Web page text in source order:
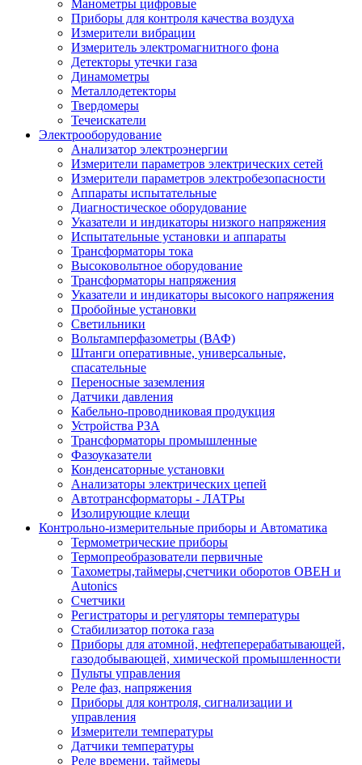
Манометры цифровые
Приборы для контроля качества воздуха
Измерители вибрации
Измеритель электромагнитного фона
Детекторы утечки газа
Динамометры
Металлодетекторы
Твердомеры
Течеискатели
Электрооборудование
Анализатор электроэнергии
Измерители параметров электрических сетей
Измерители параметров электробезопасности
Аппараты испытательные
Диагностическое оборудование
Указатели и индикаторы низкого напряжения
Испытательные установки и аппараты
Трансформаторы тока
Высоковольтное оборудование
Трансформаторы напряжения
Указатели и индикаторы высокого напряжения
Пробойные установки
Светильники
Вольтамперфазометры (ВАФ)
Штанги оперативные, универсальные,
спасательные
Переносные заземления
Датчики давления
Кабельно-проводниковая продукция
Устройства РЗА
Трансформаторы промышленные
Фазоуказатели
Конденсаторные установки
Анализаторы электрических цепей
Автотрансформаторы - ЛАТРы
Изолирующие клещи
Контрольно-измерительные приборы и Автоматика
Термометрические приборы
Термопреобразователи первичные
Тахометры,таймеры,счетчики оборотов ОВЕН и
Autonics
Счетчики
Регистраторы и регуляторы температуры
Стабилизатор потока газа
Приборы для атомной, нефтеперерабатывающей,
газодобывающей, химической промышленности
Пульты управления
Реле фаз, напряжения
Приборы для контроля, сигнализации и
управления
Измерители температуры
Датчики температуры
Реле времени, таймеры